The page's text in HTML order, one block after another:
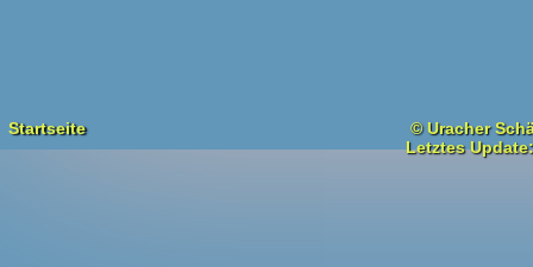
Startseite
© Uracher
Letztes